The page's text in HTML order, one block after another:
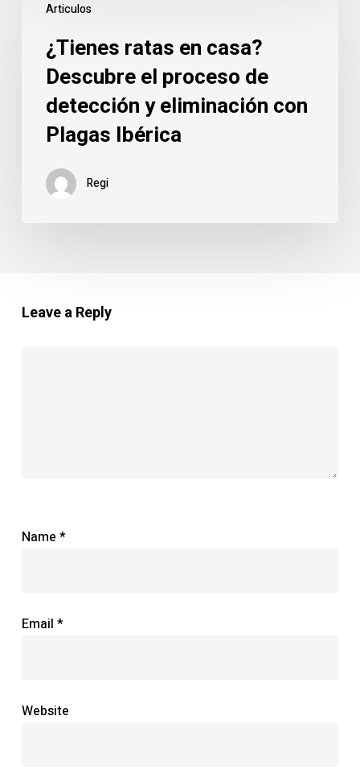
Articulos
ratas
casa?
Descubre
proceso
detección
¿Tienes ratas en casa?
Descubre el proceso de
detección y eliminación con
Plagas Ibérica
Regi
Leave a Reply
Name *
Email *
Website